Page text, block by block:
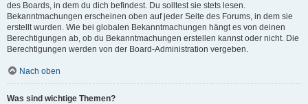
des Boards, in dem du dich befindest. Du solltest sie stets lesen.
Bekanntmachungen erscheinen oben auf jeder Seite des Forums, in dem sie
erstellt wurden. Wie bei globalen Bekanntmachungen hängt es von deinen
Berechtigungen ab, ob du Bekanntmachungen erstellen kannst oder nicht. Die
Berechtigungen werden von der Board-Administration vergeben.
Nach oben
Was sind wichtige Themen?